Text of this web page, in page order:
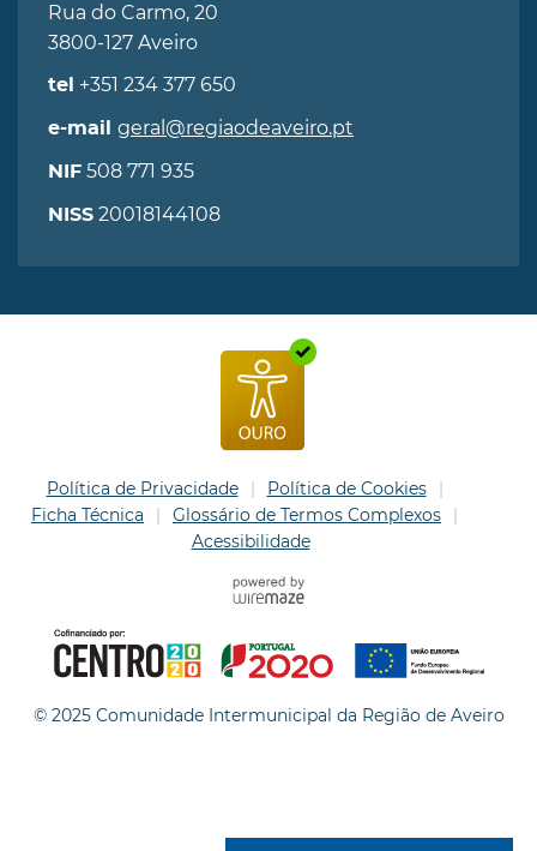
Rua do Carmo, 20
3800-127 Aveiro
tel +351 234 377 650
e-mail geral@regiaodeaveiro.pt
NIF 508 771 935
NISS 20018144108
Política de Privacidade
Política de Cookies
Ficha Técnica
Glossário de Termos Complexos
Acessibilidade
© 2025 Comunidade Intermunicipal da Região de Aveiro